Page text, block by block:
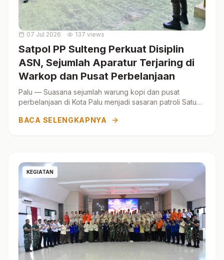
07 Jul 2026 137 views
Satpol PP Sulteng Perkuat Disiplin
ASN, Sejumlah Aparatur Terjaring di
Warkop dan Pusat Perbelanjaan
Palu — Suasana sejumlah warung kopi dan pusat
perbelanjaan di Kota Palu menjadi sasaran patroli Satuan
BACA SELENGKAPNYA
KEGIATAN